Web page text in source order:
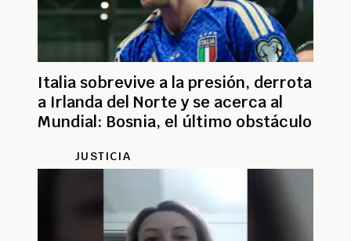
Italia sobrevive a la presión, derrota
a Irlanda del Norte y se acerca al
Mundial: Bosnia, el último obstáculo
JUSTICIA